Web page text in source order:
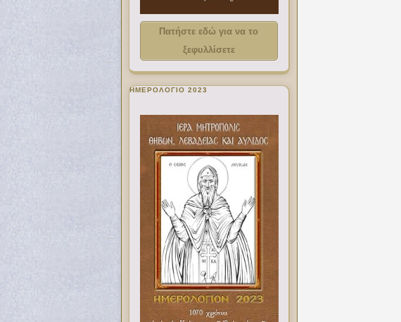
Πατήστε εδώ για να το
ξεφυλλίσετε
ΗΜΕΡΟΛΟΓΙΟ 2023